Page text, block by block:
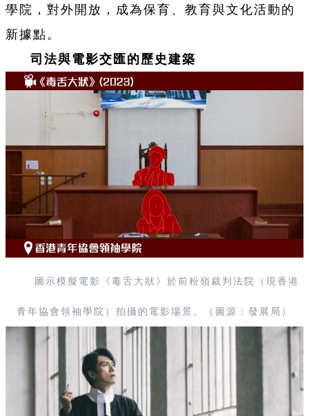
學院，對外開放，成為保育、教育與文化活動的
新據點。
司法與電影交匯的歷史建築
圖示模擬電影《毒舌大狀》於前粉嶺裁判法院（現香港
青年協會領袖學院）拍攝的電影場景。（圖源：發展局）